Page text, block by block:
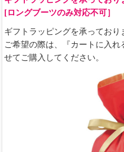
[ロングブーツのみ対応不可］
ギフトラッピングを承っており
ご希望の際は、『カートに入
せてご購入してください。